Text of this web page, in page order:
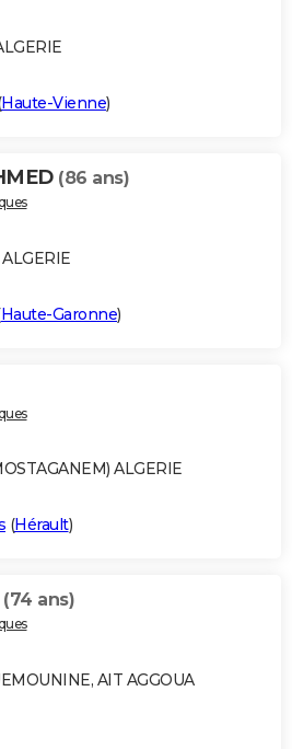
Haute-Vienne)
(86 ans)
Haute-Garonne)
ALGERIE
(Hérault)
(74 ans)
AIT AGGOUA